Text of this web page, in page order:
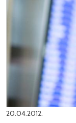
20.04.2012.